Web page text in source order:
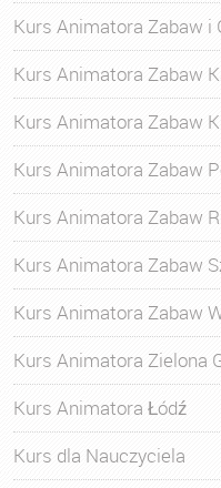
Kurs Animatora Zabaw i
Kurs Animatora Zabaw
Kurs Animatora Zabaw
Kurs Animatora Zabaw
Kurs Animatora Zabaw
Kurs Animatora Zabaw
Kurs Animatora Zabaw
Kurs Animatora Zielona
Kurs Animatora Łódź
Kurs dla Nauczyciela